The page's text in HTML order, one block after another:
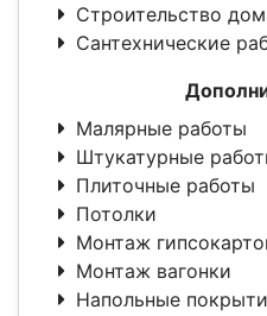
Строительство
Сантехнические
Малярные работы
Штукатурные
Плиточные работы
Потолки
Монтаж
Монтаж вагонки
Напольные